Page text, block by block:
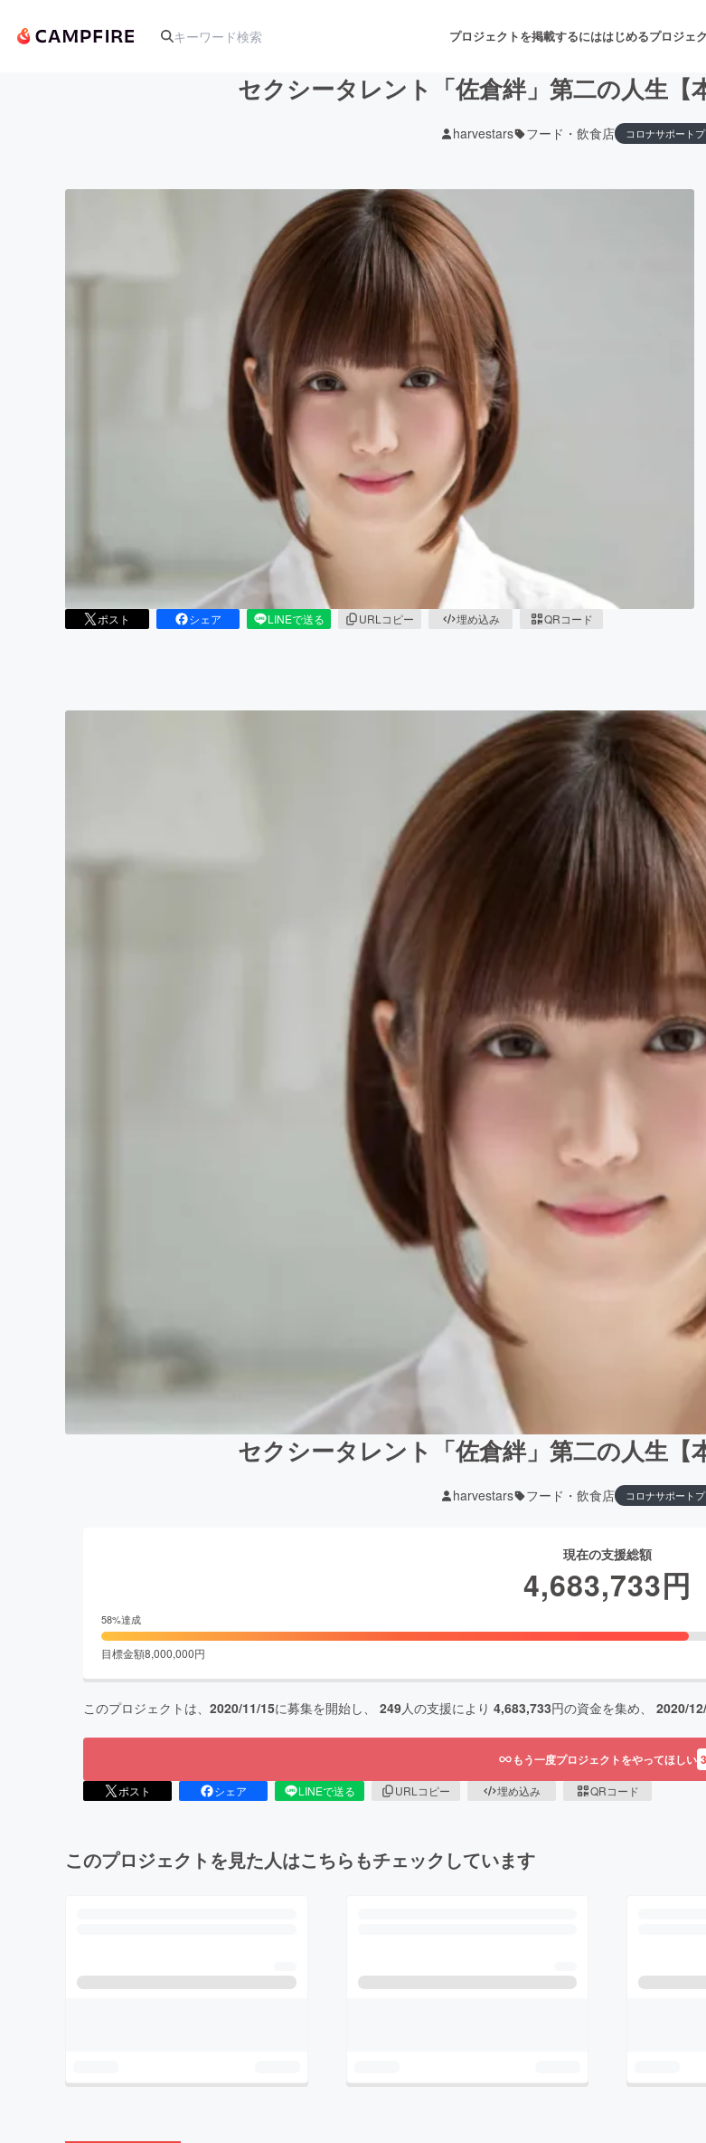
プロジェクトを掲載するにははじめるプロジェ
音楽 舞台
テクノロジー・ガジェット ゲーム・サービス開発
映像・映画 書籍・雑誌出版
ビジネス・起業 チャレンジ ビュ
まちづくり・地域活性化
CAMPFIRE for Social Good
CAMPFIREふるさと納税
セクシータレント「佐倉絆」第二の人生【
harvestars フード・飲食店 コロナサポート
ポスト シェア LINEで送る URLコピー 埋め込み QRコード
セクシータレント「佐倉絆」第二の人生【
harvestars フード・飲食店 コロナサポート
現在の支援総額
4,683,733円
58%達成
目標金額8,000,000円
このプロジェクトは、 2020/11/15に募集を開始し、 249人の支援により 4,683,733円の資金を集め、 2020/
もう一度プロジェクトをやってほしい
ポスト シェア LINEで送る URLコピー 埋め込み QRコード
このプロジェクトを見た人はこちらもチェックしています